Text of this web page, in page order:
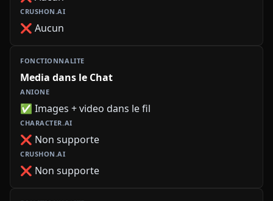
❌ Aucun
Media dans le Chat
✅ Images + video dans le fil
❌ Non supporte
❌ Non supporte